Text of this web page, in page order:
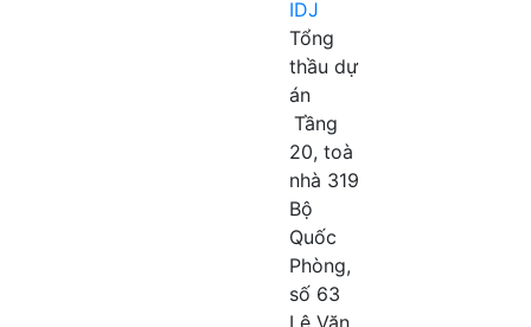
IDJ
Tổng
thầu dự
án
Tầng
20, toà
nhà 319
Bộ
Quốc
Phòng,
số 63
Lê Văn